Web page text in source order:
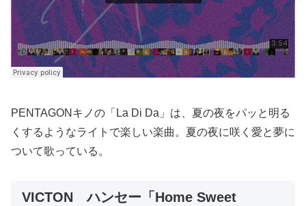
PENTAGONキノの「La Di Da」は、夏の夜をパッと明る
くするようなライトで楽しい楽曲。夏の夜に咲く愛と夢に
ついて歌っている。
VICTON ハンセー「Home Sweet